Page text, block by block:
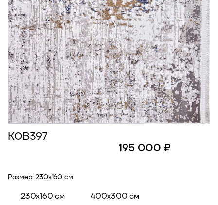
КОВ397
Размер: 230x160 см
230x160 см 400x300 см
195 000 ₽